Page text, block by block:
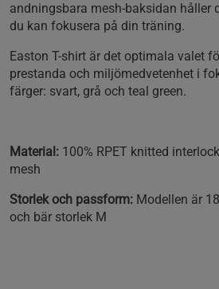
andningsbara mesh-baksidan håller
du kan fokusera på din träning.
Easton T-shirt är det optimala valet
prestanda och miljömedvetenhet i
färger: svart, grå och teal green.
Material: 100% RPET knitted
mesh
Storlek och passform: Modellen är
och bär storlek M